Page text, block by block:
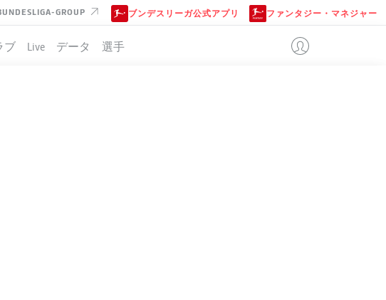
GROUP ブンデスリーガ公式アプリ ファンタジー・マネジャー
ブ Live データ 選手